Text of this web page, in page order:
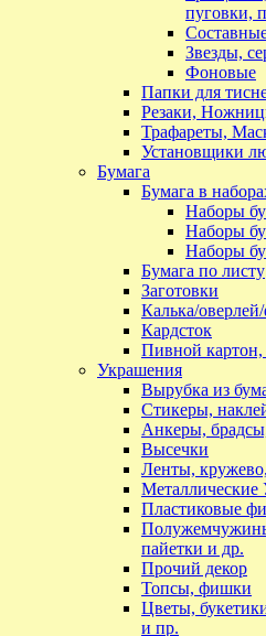
пуговки,
Звезды,
Фоновые
Папки для
Резаки,
Трафареты,
Установщики
Бумага
Бумага в
Наборы
Наборы
Наборы
Бумага по листу
Заготовки
Калька/
Кардсток
Пивной картон,
Украшения
Вырубка из
Стикеры,
Анкеры,
Высечки
Ленты,
Металлические
Пластиковые
пайетки и др.
Прочий декор
Топсы, фишки
Цветы,
и пр.